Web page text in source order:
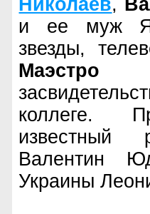
Николаев,
и ее муж
звезды,
Маэстро
коллеге.
известный
Валентин
Украины